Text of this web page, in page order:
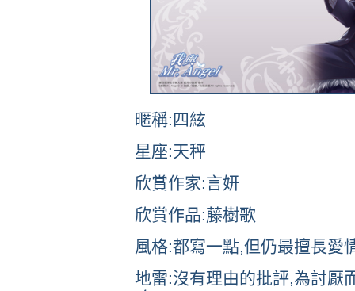
暱稱:四絃
星座:天秤
欣賞作家:言妍
欣賞作品:藤樹歌
風格:都寫一點,但仍最擅長愛
地雷:沒有理由的批評,為討厭